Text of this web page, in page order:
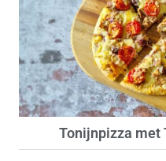
Tonijnpizza met